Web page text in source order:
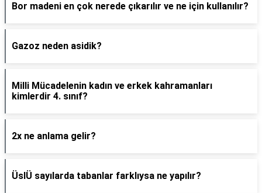
Bor madeni en çok nerede çıkarılır ve ne için kullanılır?
Gazoz neden asidik?
Milli Mücadelenin kadın ve erkek kahramanları
kimlerdir 4. sınıf?
2x ne anlama gelir?
ÜslÜ sayılarda tabanlar farklıysa ne yapılır?